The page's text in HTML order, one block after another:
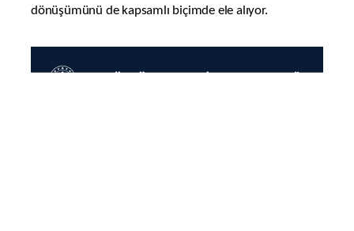
dönüşümünü de kapsamlı biçimde ele alıyor.